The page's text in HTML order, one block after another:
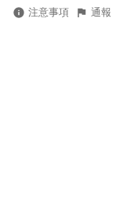
注意事項 通報